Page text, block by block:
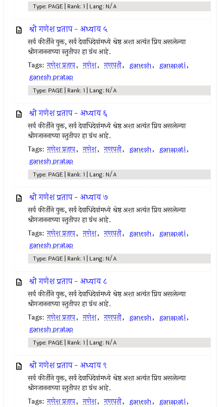
Type: PAGE | Rank: 1 | Lang: N/A
श्री गणेश प्रताप - अध्याय ५
सर्व कीर्तीने युक्त, सर्व देवाधिदेवांमध्ये श्रेष्ठ अशा अत्यंत प्रिय असलेल्या
श्रीगजाननाच्या स्तुतीपर हा ग्रंथ आहे.
Tags: गणेश प्रताप, गणेश, गणपती, ganesh, ganapati,
ganesh pratap
Type: PAGE | Rank: 1 | Lang: N/A
श्री गणेश प्रताप - अध्याय ६
सर्व कीर्तीने युक्त, सर्व देवाधिदेवांमध्ये श्रेष्ठ अशा अत्यंत प्रिय असलेल्या
श्रीगजाननाच्या स्तुतीपर हा ग्रंथ आहे.
Tags: गणेश प्रताप, गणेश, गणपती, ganesh, ganapati,
ganesh pratap
Type: PAGE | Rank: 1 | Lang: N/A
श्री गणेश प्रताप - अध्याय ७
सर्व कीर्तीने युक्त, सर्व देवाधिदेवांमध्ये श्रेष्ठ अशा अत्यंत प्रिय असलेल्या
श्रीगजाननाच्या स्तुतीपर हा ग्रंथ आहे.
Tags: गणेश प्रताप, गणेश, गणपती, ganesh, ganapati,
ganesh pratap
Type: PAGE | Rank: 1 | Lang: N/A
श्री गणेश प्रताप - अध्याय ८
सर्व कीर्तीने युक्त, सर्व देवाधिदेवांमध्ये श्रेष्ठ अशा अत्यंत प्रिय असलेल्या
श्रीगजाननाच्या स्तुतीपर हा ग्रंथ आहे.
Tags: गणेश प्रताप, गणेश, गणपती, ganesh, ganapati,
ganesh pratap
Type: PAGE | Rank: 1 | Lang: N/A
श्री गणेश प्रताप - अध्याय ९
सर्व कीर्तीने युक्त, सर्व देवाधिदेवांमध्ये श्रेष्ठ अशा अत्यंत प्रिय असलेल्या
श्रीगजाननाच्या स्तुतीपर हा ग्रंथ आहे.
Tags: गणेश प्रताप, गणेश, गणपती, ganesh, ganapati,